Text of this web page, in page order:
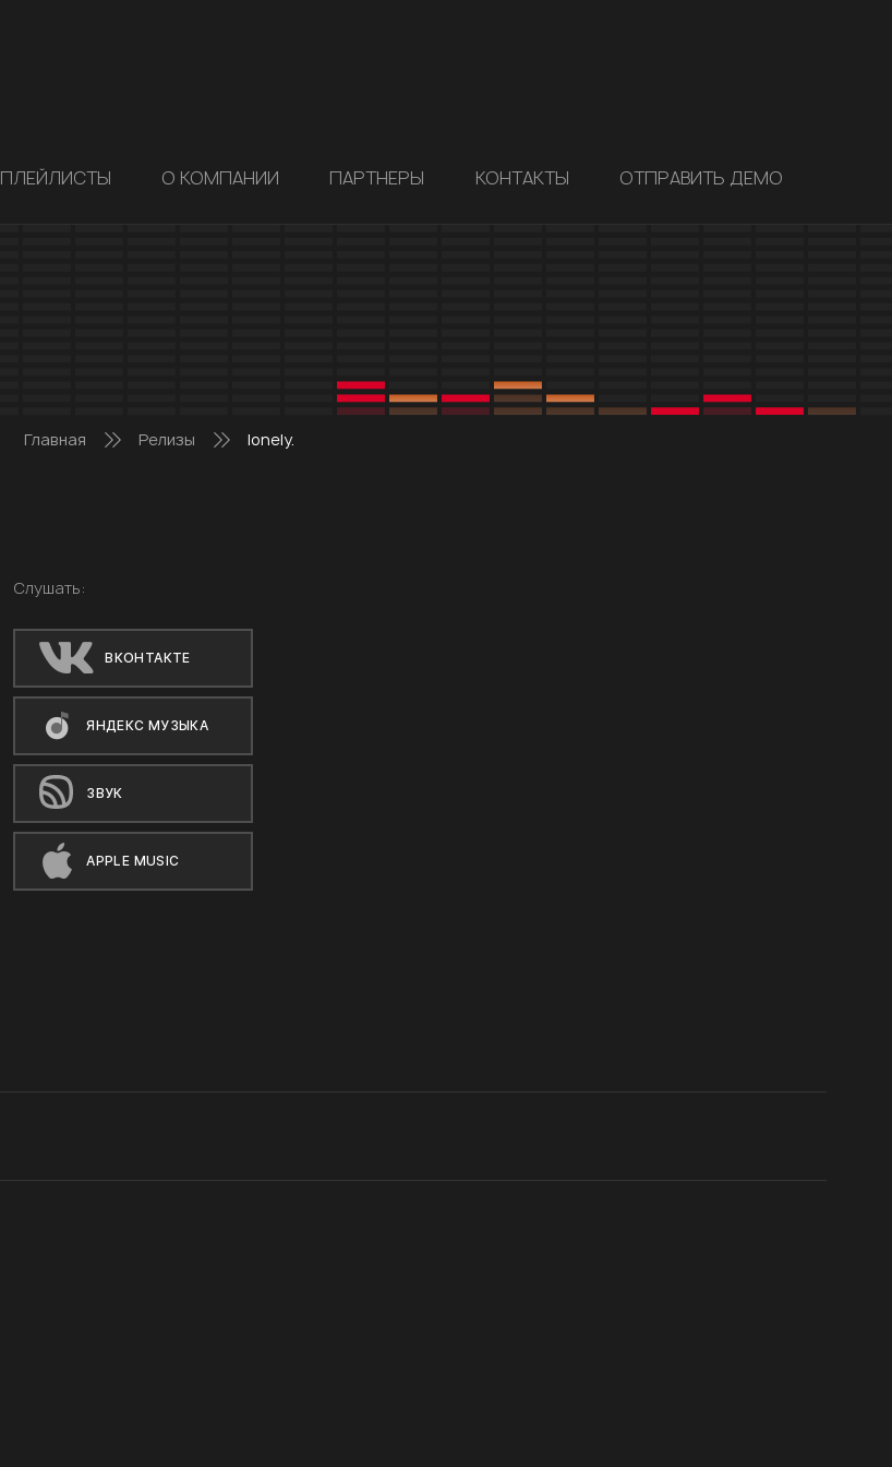
ПЛЕЙЛИСТЫ О КОМПАНИИ ПАРТНЕРЫ КОНТАКТЫ
ОТПРАВИТЬ ДЕМО
Главная Релизы lonely.
Слушать:
ВКОНТАКТЕ
ЯНДЕКС МУЗЫКА
ЗВУК
APPLE MUSIC